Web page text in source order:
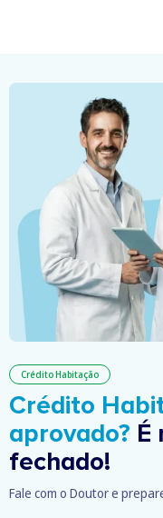
Crédito Habitação
Crédito
aprovado? É
fechado!
Fale com o Doutor e